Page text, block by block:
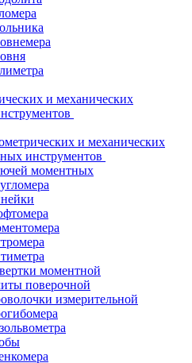
и механических
и механических
инструментов
моментных
моментной
поверочной
измерительной